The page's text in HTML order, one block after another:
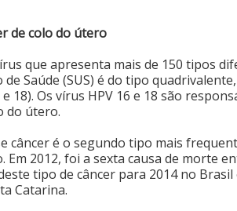
de colo do útero
que apresenta mais de 150 tipos
de Saúde (SUS) é do tipo
e 18). Os vírus HPV 16 e 18 são
do útero.
câncer é o segundo tipo mais
Em 2012, foi a sexta causa de morte
tipo de câncer para 2014 no
Catarina.